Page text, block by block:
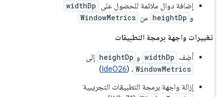
إضافة دوال ملائمة للحصول على widthDp
heightDp من WindowMetrics
تغييرات واجهة برمجة التطبيقات
أضِف widthDp و heightDp إلى
WindowMetrics
. (
Ide026
)
إزالة واجهة برمجة التطبيقات التجريبية